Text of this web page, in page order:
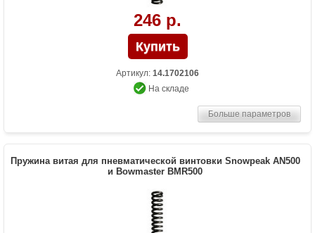
246 р.
Артикул: 14.1702106
На складе
Больше параметров
Пружина витая для пневматической винтовки Snowpeak AN500
и Bowmaster BMR500